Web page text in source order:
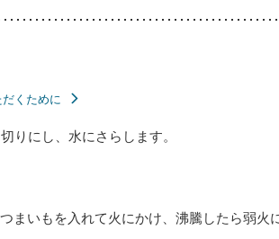
くために
りにし、水にさらします。
まいもを入れて火にかけ、沸騰したら弱火